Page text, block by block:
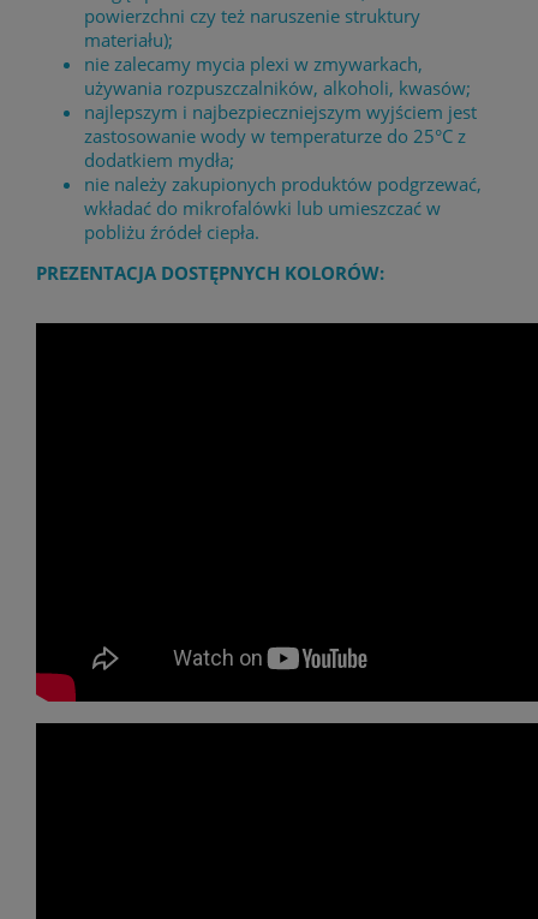
powierzchni czy też naruszenie struktury
materiału);
nie zalecamy mycia plexi w zmywarkach,
używania rozpuszczalników, alkoholi, kwasów;
najlepszym i najbezpieczniejszym wyjściem jest
zastosowanie wody w temperaturze do 25°C z
dodatkiem mydła;
nie należy zakupionych produktów podgrzewać,
wkładać do mikrofalówki lub umieszczać w
pobliżu źródeł ciepła.
PREZENTACJA DOSTĘPNYCH KOLORÓW: